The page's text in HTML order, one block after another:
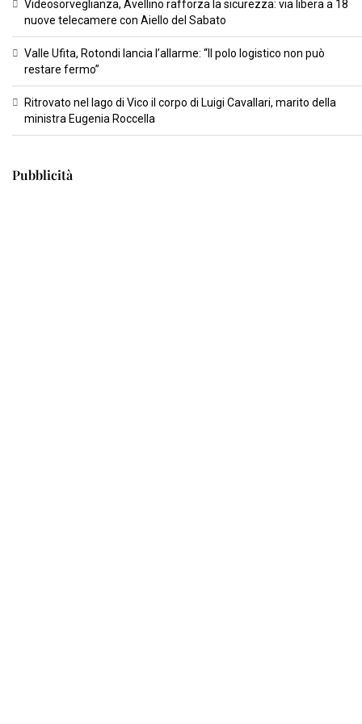
Videosorveglianza, Avellino rafforza la sicurezza: via libera a 18
nuove telecamere con Aiello del Sabato
Valle Ufita, Rotondi lancia l’allarme: “Il polo logistico non può
restare fermo”
Ritrovato nel lago di Vico il corpo di Luigi Cavallari, marito della
ministra Eugenia Roccella
Pubblicità